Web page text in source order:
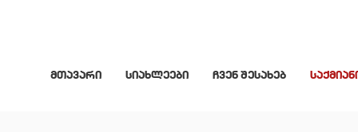
მთავარი სიახლეები ჩვენ შესახებ